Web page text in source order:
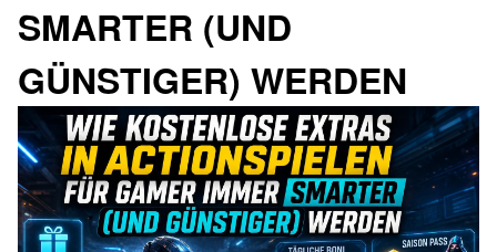
SMARTER (UND
GÜNSTIGER) WERDEN